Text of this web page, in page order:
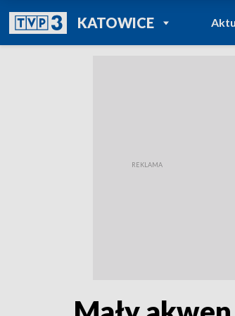
KATOWICEPOWRÓT DO
TVP REGIONY